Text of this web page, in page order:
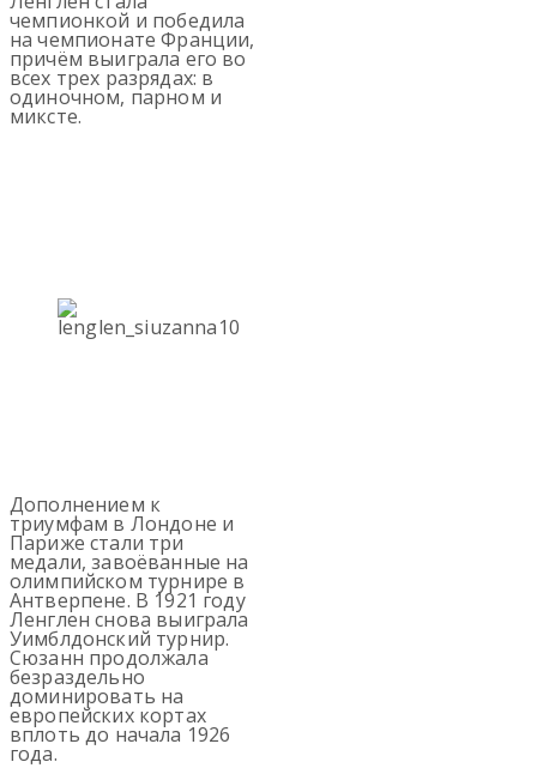
чемпионкой и победила
на чемпионате Франции,
причём выиграла его во
всех трех разрядах: в
одиночном, парном и
миксте.
Дополнением к
триумфам в Лондоне и
Париже стали три
медали, завоёванные на
олимпийском турнире в
Антверпене. В 1921 году
Ленглен снова выиграла
Уимблдонский турнир.
Сюзанн продолжала
безраздельно
доминировать на
европейских кортах
вплоть до начала 1926
года.